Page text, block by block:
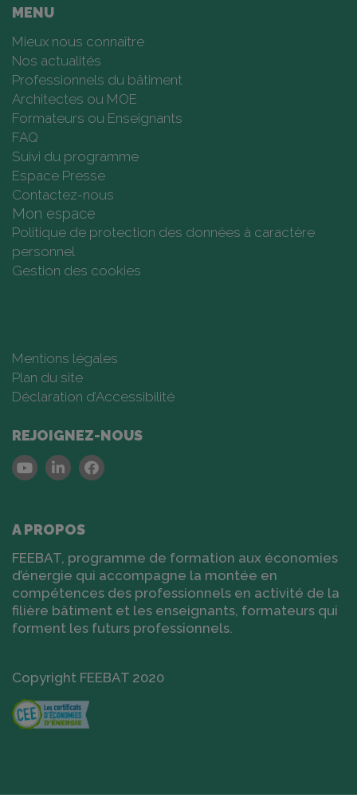
MENU
Mieux nous connaître
Nos actualités
Professionnels du bâtiment
Architectes ou MOE
Formateurs ou Enseignants
FAQ
Suivi du programme
Espace Presse
Contactez-nous
Mon espace
Politique de protection des données à caractère
personnel
Gestion des cookies
Mentions légales
Plan du site
Déclaration d’Accessibilité
REJOIGNEZ-NOUS
YoutubeLinkedinFacebook
A PROPOS
FEEBAT, programme de formation aux économies
d’énergie qui accompagne la montée en
compétences des professionnels en activité de la
filière bâtiment et les enseignants, formateurs qui
forment les futurs professionnels.
Copyright FEEBAT 2020